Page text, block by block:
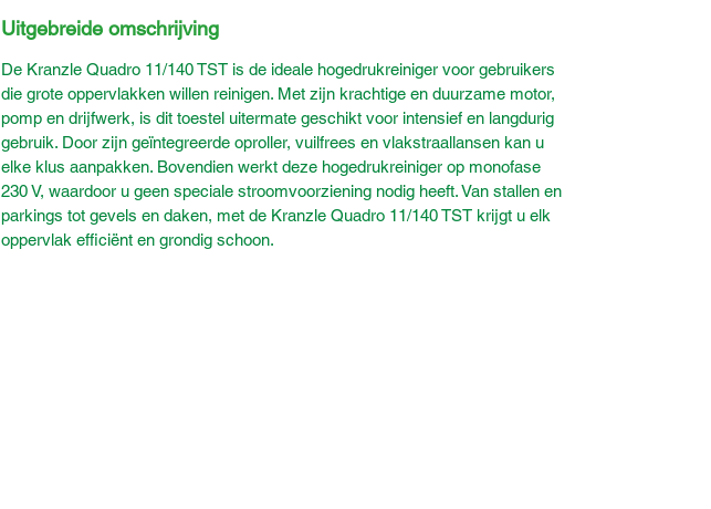
Uitgebreide omschrijving
De Kranzle Quadro 11/140 TST is de ideale hogedrukreiniger voor gebruikers
die grote oppervlakken willen reinigen. Met zijn krachtige en duurzame motor,
pomp en drijfwerk, is dit toestel uitermate geschikt voor intensief en langdurig
gebruik. Door zijn geïntegreerde oproller, vuilfrees en vlakstraallansen kan u
elke klus aanpakken. Bovendien werkt deze hogedrukreiniger op monofase
230 V, waardoor u geen speciale stroomvoorziening nodig heeft. Van stallen en
parkings tot gevels en daken, met de Kranzle Quadro 11/140 TST krijgt u elk
oppervlak efficiënt en grondig schoon.